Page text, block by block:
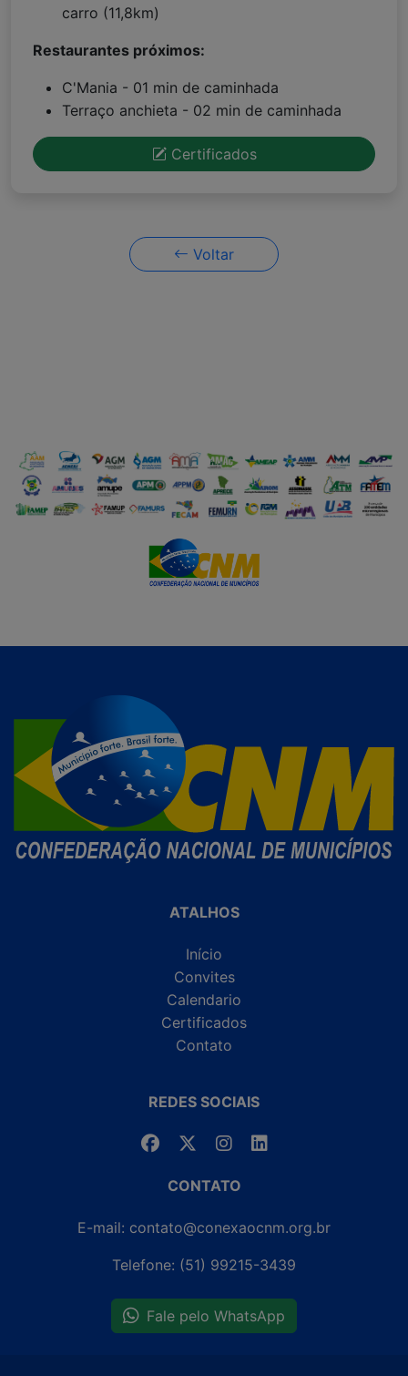
carro (11,8km)
Restaurantes próximos:
C'Mania - 01 min de caminhada
Terraço anchieta - 02 min de caminhada
Certificados
Voltar
ATALHOS
Início
Convites
Calendario
Certificados
Contato
REDES SOCIAIS
CONTATO
E-mail: contato@conexaocnm.org.br
Telefone: (51) 99215-3439
Fale pelo WhatsApp